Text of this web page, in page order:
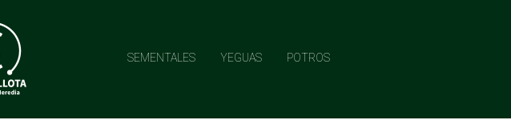
SEMENTALES YEGUAS POTROS